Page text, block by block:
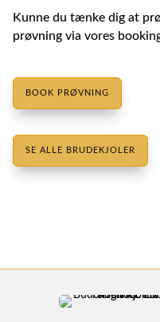
Kunne du tænke dig at
prøvning via vores
BOOK PRØVNING
SE ALLE BRUDEKJOLER